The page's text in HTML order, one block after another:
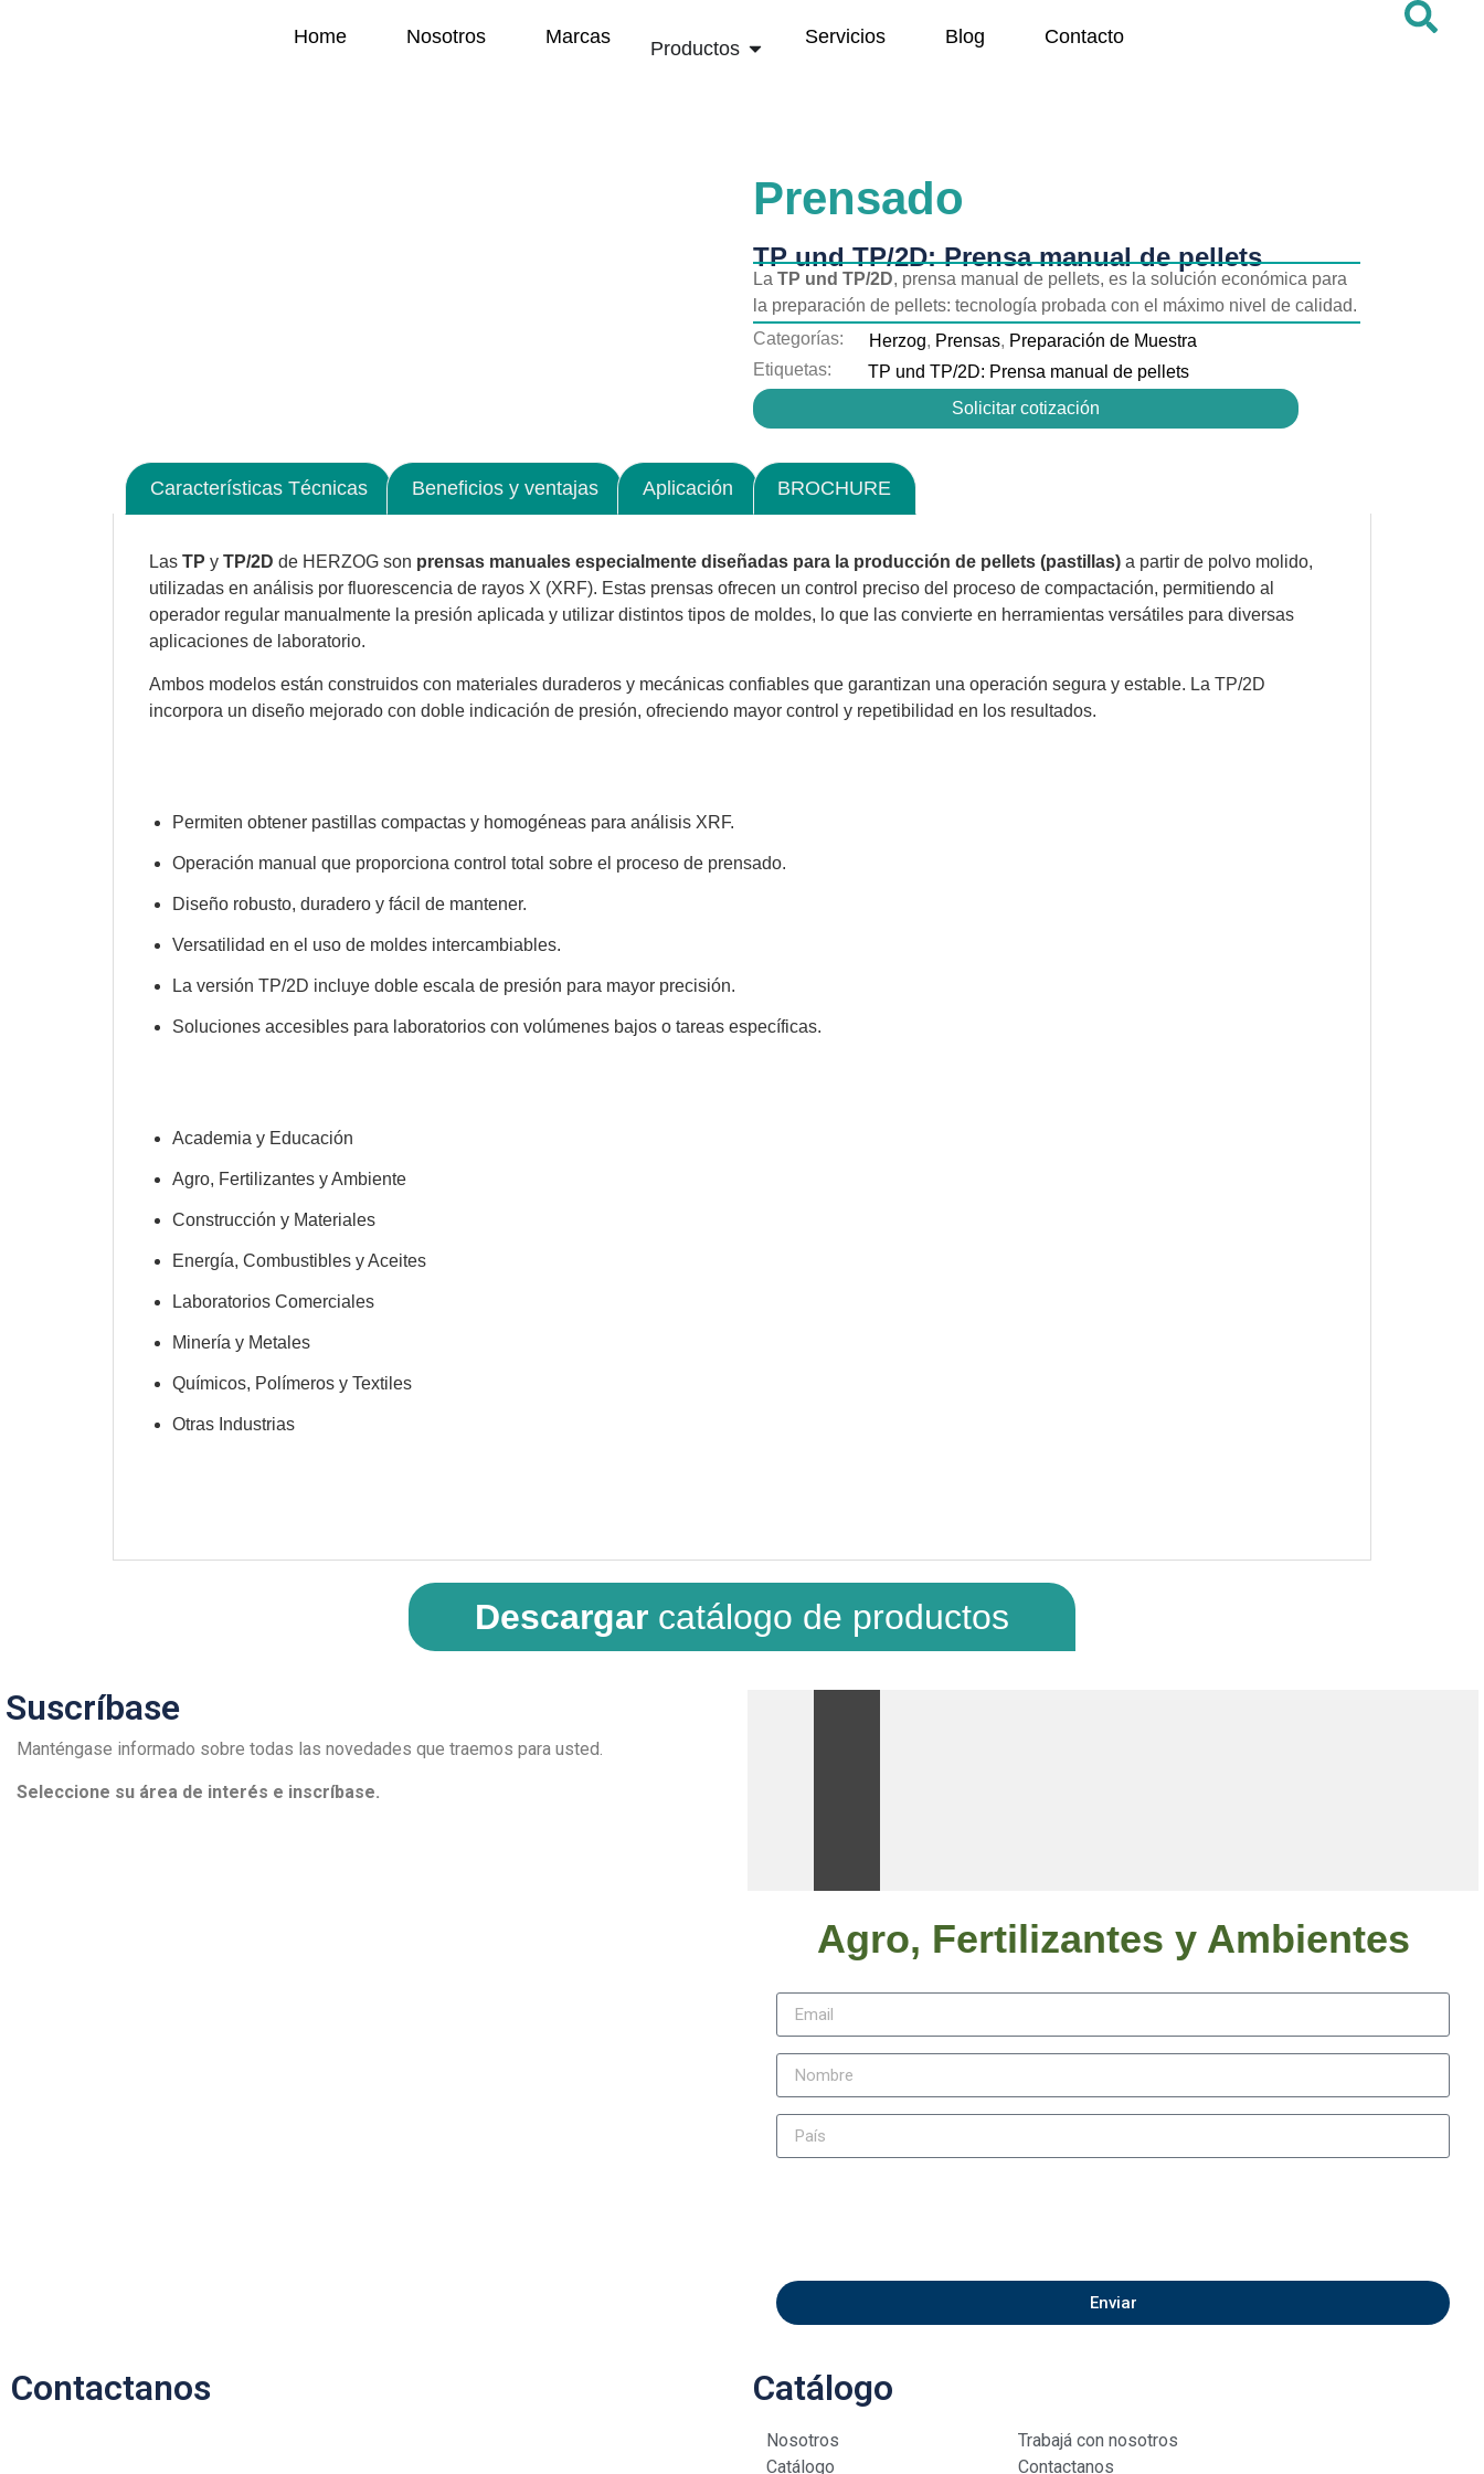
Home Nosotros Marcas
Productos
Servicios Blog Contacto
Prensado
TP und TP/2D: Prensa manual de pellets
La TP und TP/2D, prensa manual de pellets, es la solución económica para
la preparación de pellets: tecnología probada con el máximo nivel de calidad.
Categorías:
Herzog, Prensas, Preparación de Muestra
Etiquetas:
TP und TP/2D: Prensa manual de pellets
Solicitar cotización
Características Técnicas Beneficios y ventajas Aplicación BROCHURE
Las TP y TP/2D de HERZOG son prensas manuales especialmente diseñadas para la producción de pellets (pastillas) a partir de polvo molido,
utilizadas en análisis por fluorescencia de rayos X (XRF). Estas prensas ofrecen un control preciso del proceso de compactación, permitiendo al
operador regular manualmente la presión aplicada y utilizar distintos tipos de moldes, lo que las convierte en herramientas versátiles para diversas
aplicaciones de laboratorio.
Ambos modelos están construidos con materiales duraderos y mecánicas confiables que garantizan una operación segura y estable. La TP/2D
incorpora un diseño mejorado con doble indicación de presión, ofreciendo mayor control y repetibilidad en los resultados.
Permiten obtener pastillas compactas y homogéneas para análisis XRF.
Operación manual que proporciona control total sobre el proceso de prensado.
Diseño robusto, duradero y fácil de mantener.
Versatilidad en el uso de moldes intercambiables.
La versión TP/2D incluye doble escala de presión para mayor precisión.
Soluciones accesibles para laboratorios con volúmenes bajos o tareas específicas.
Academia y Educación
Agro, Fertilizantes y Ambiente
Construcción y Materiales
Energía, Combustibles y Aceites
Laboratorios Comerciales
Minería y Metales
Químicos, Polímeros y Textiles
Otras Industrias
Descargar catálogo de productos
Suscríbase
Manténgase informado sobre todas las novedades que traemos para usted.
Seleccione su área de interés e inscríbase.
Agro, Fertilizantes y Ambientes
Enviar
Contactanos Catálogo
Nosotros
Catálogo
Trabajá con nosotros
Contactanos